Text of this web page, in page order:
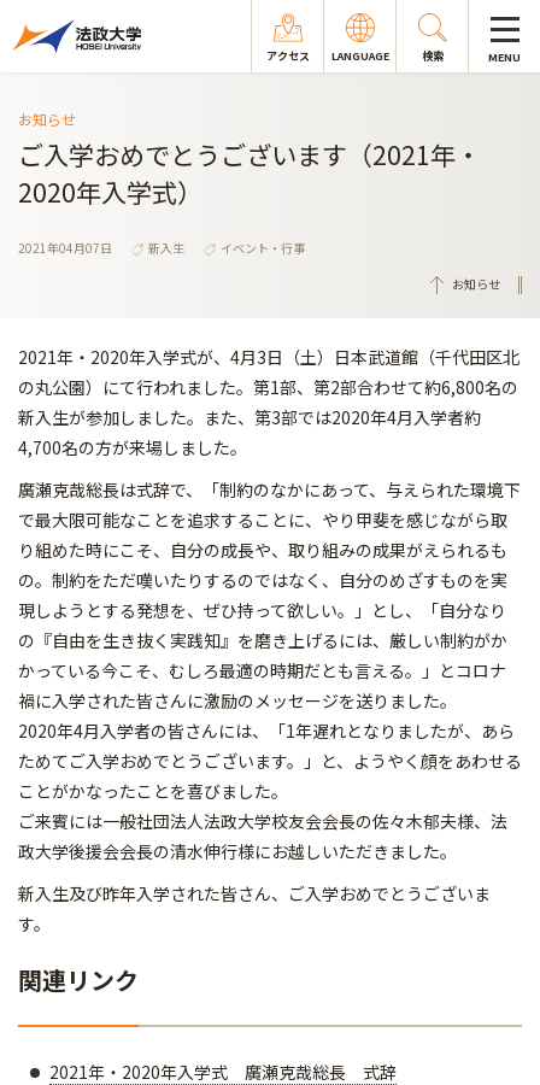
アクセス LANGUAGE 検索 MENU
お知らせ
ご入学おめでとうございます（2021年・
2020年入学式）
2021年04月07日 新入生
イベント・行事
お知らせ
2021年・2020年入学式が、4月3日（土）日本武道館（千代田区北
の丸公園）にて行われました。第1部、第2部合わせて約6,800名の
新入生が参加しました。また、第3部では2020年4月入学者約
4,700名の方が来場しました。
廣瀬克哉総長は式辞で、「制約のなかにあって、与えられた環境下
で最大限可能なことを追求することに、やり甲斐を感じながら取
り組めた時にこそ、自分の成長や、取り組みの成果がえられるも
の。制約をただ嘆いたりするのではなく、自分のめざすものを実
現しようとする発想を、ぜひ持って欲しい。」とし、「自分なり
の『自由を生き抜く実践知』を磨き上げるには、厳しい制約がか
かっている今こそ、むしろ最適の時期だとも言える。」とコロナ
禍に入学された皆さんに激励のメッセージを送りました。
2020年4月入学者の皆さんには、「1年遅れとなりましたが、あら
ためてご入学おめでとうございます。」と、ようやく顔をあわせる
ことがかなったことを喜びました。
ご来賓には一般社団法人法政大学校友会会長の佐々木郁夫様、法
政大学後援会会長の清水伸行様にお越しいただきました。
新入生及び昨年入学された皆さん、ご入学おめでとうございま
す。
関連リンク
2021年・2020年入学式 廣瀬克哉総長 式辞